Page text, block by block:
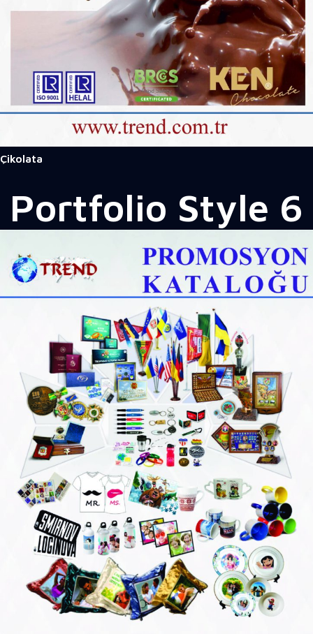
Çikolata
Portfolio Style 6